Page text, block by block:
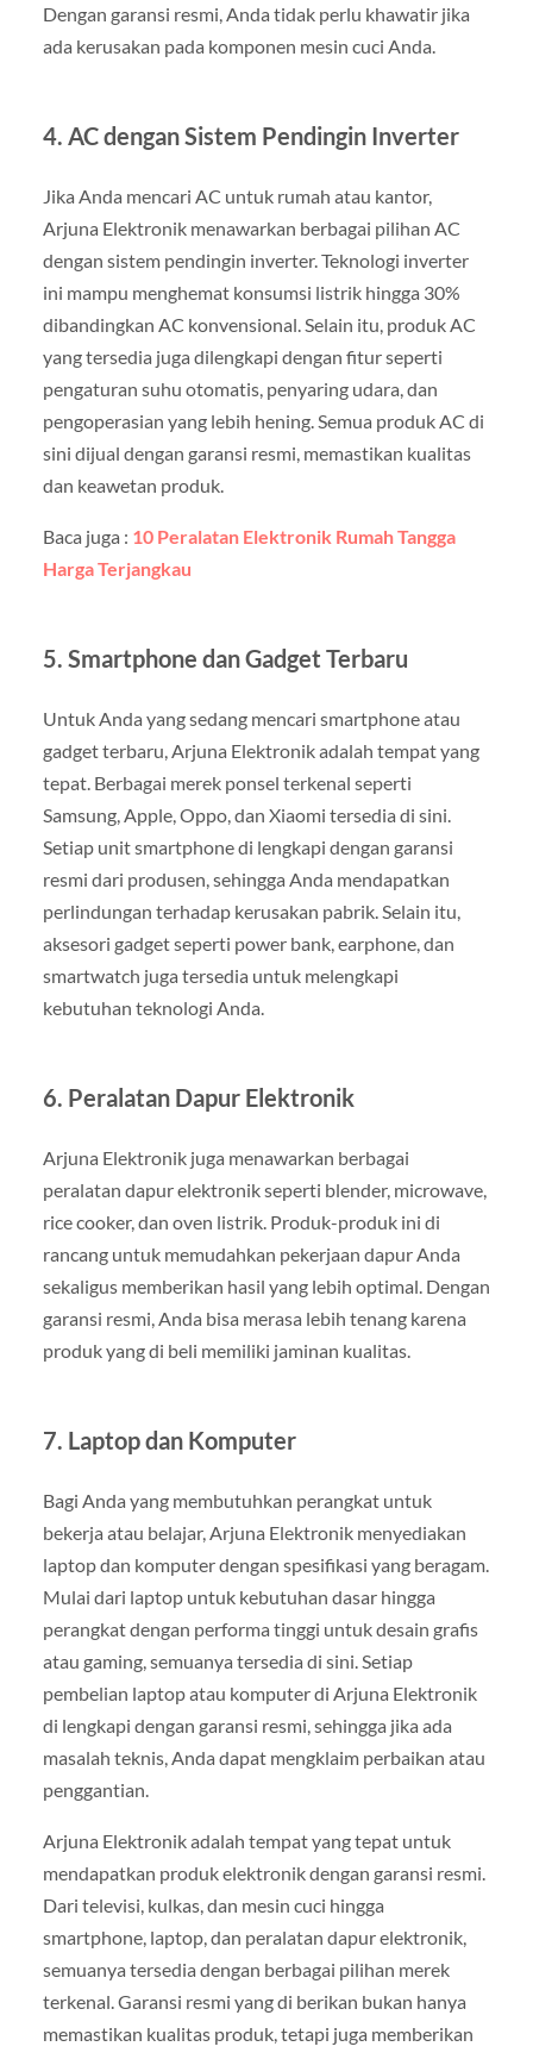
Dengan garansi resmi, Anda tidak perlu khawatir jika
ada kerusakan pada komponen mesin cuci Anda.
4. AC dengan Sistem Pendingin Inverter
Jika Anda mencari AC untuk rumah atau kantor,
Arjuna Elektronik menawarkan berbagai pilihan AC
dengan sistem pendingin inverter. Teknologi inverter
ini mampu menghemat konsumsi listrik hingga 30%
dibandingkan AC konvensional. Selain itu, produk AC
yang tersedia juga dilengkapi dengan fitur seperti
pengaturan suhu otomatis, penyaring udara, dan
pengoperasian yang lebih hening. Semua produk AC di
sini dijual dengan garansi resmi, memastikan kualitas
dan keawetan produk.
Baca juga : 10 Peralatan Elektronik Rumah Tangga
Harga Terjangkau
5. Smartphone dan Gadget Terbaru
Untuk Anda yang sedang mencari smartphone atau
gadget terbaru, Arjuna Elektronik adalah tempat yang
tepat. Berbagai merek ponsel terkenal seperti
Samsung, Apple, Oppo, dan Xiaomi tersedia di sini.
Setiap unit smartphone di lengkapi dengan garansi
resmi dari produsen, sehingga Anda mendapatkan
perlindungan terhadap kerusakan pabrik. Selain itu,
aksesori gadget seperti power bank, earphone, dan
smartwatch juga tersedia untuk melengkapi
kebutuhan teknologi Anda.
6. Peralatan Dapur Elektronik
Arjuna Elektronik juga menawarkan berbagai
peralatan dapur elektronik seperti blender, microwave,
rice cooker, dan oven listrik. Produk-produk ini di
rancang untuk memudahkan pekerjaan dapur Anda
sekaligus memberikan hasil yang lebih optimal. Dengan
garansi resmi, Anda bisa merasa lebih tenang karena
produk yang di beli memiliki jaminan kualitas.
7. Laptop dan Komputer
Bagi Anda yang membutuhkan perangkat untuk
bekerja atau belajar, Arjuna Elektronik menyediakan
laptop dan komputer dengan spesifikasi yang beragam.
Mulai dari laptop untuk kebutuhan dasar hingga
perangkat dengan performa tinggi untuk desain grafis
atau gaming, semuanya tersedia di sini. Setiap
pembelian laptop atau komputer di Arjuna Elektronik
di lengkapi dengan garansi resmi, sehingga jika ada
masalah teknis, Anda dapat mengklaim perbaikan atau
penggantian.
Arjuna Elektronik adalah tempat yang tepat untuk
mendapatkan produk elektronik dengan garansi resmi.
Dari televisi, kulkas, dan mesin cuci hingga
smartphone, laptop, dan peralatan dapur elektronik,
semuanya tersedia dengan berbagai pilihan merek
terkenal. Garansi resmi yang di berikan bukan hanya
memastikan kualitas produk, tetapi juga memberikan